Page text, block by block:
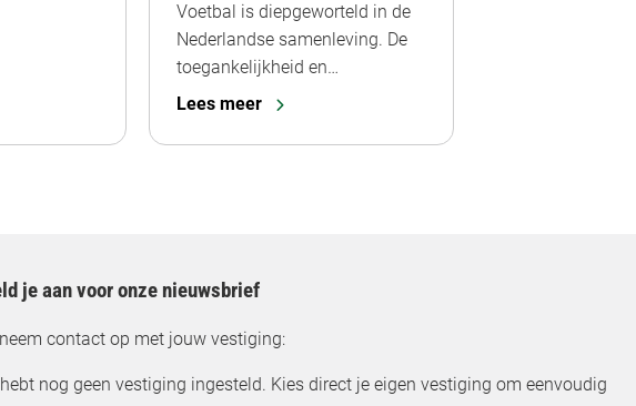
Voetbal is diepgeworteld in de
Nederlandse samenleving. De
toegankelijkheid en…
Lees meer
je aan voor onze nieuwsbrief
contact op met jouw vestiging:
nog geen vestiging ingesteld. Kies direct je eigen vestiging om eenvoudig